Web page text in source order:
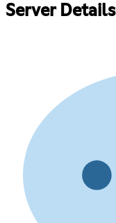
Server Details